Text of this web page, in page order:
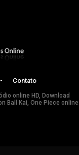
Contato
online HD, Download
Ball Kai, One Piece online